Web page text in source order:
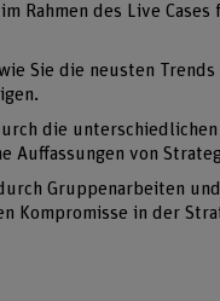
Rahmen des Live
Sie die neusten
die
Auffassungen von
Gruppenarbeiten
Kompromisse in der